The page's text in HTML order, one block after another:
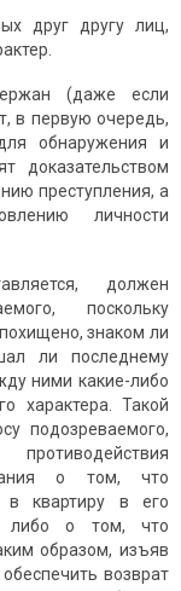
друг другу лиц,
(даже если
в первую очередь,
обнаружения и
доказательством
преступления, а
личности
должен
поскольку
знаком ли
ли последнему
ними какие-либо
характера. Такой
подозреваемого,
о том, что
в квартиру в его
либо о том, что
образом, изъяв
возврат